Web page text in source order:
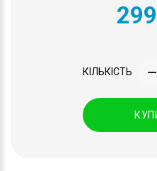
КІЛЬКІСТЬ